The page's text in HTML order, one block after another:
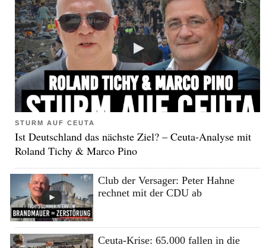
STURM AUF CEUTA
Ist Deutschland das nächste Ziel? – Ceuta-Analyse mit
Roland Tichy & Marco Pino
Club der Versager: Peter Hahne
rechnet mit der CDU ab
Ceuta-Krise: 65.000 fallen in die